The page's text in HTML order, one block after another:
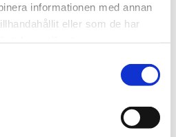
informationen med annan
eller som de har
Bueno kontrollbana om alkohol